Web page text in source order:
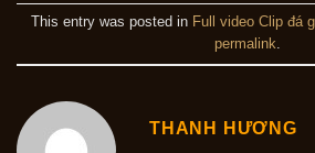
This entry was posted in Full video Clip đá
permalink
THANH HƯƠNG